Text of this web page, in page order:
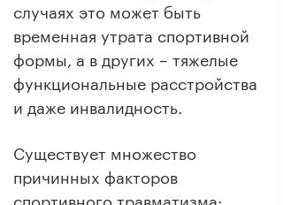
случаях это может быть
временная утрата спортивной
формы, а в других – тяжелые
функциональные расстройства
и даже инвалидность.
Существует множество
причинных факторов
спортивного травматизма: